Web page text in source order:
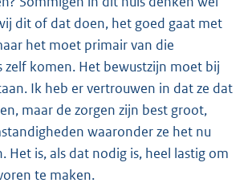
dit of dat doen, het goed gaat met
het moet primair van die
zelf komen. Het bewustzijn moet bij
Ik heb er vertrouwen in dat ze dat
maar de zorgen zijn best groot,
waaronder ze het nu
Het is, als dat nodig is, heel lastig om
te maken.